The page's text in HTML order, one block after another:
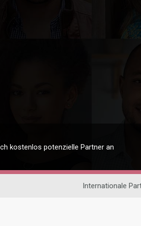
kostenlos potenzielle Partner an
Internationale